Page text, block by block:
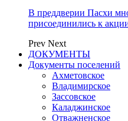
В преддверии Пасхи
присоединились к
Prev Next
ДОКУМЕНТЫ
Документы поселений
Ахметовское
Владимирское
Зассовское
Каладжинское
Отважненское